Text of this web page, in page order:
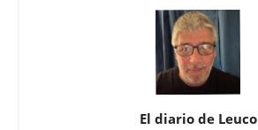
El diario de Leuco